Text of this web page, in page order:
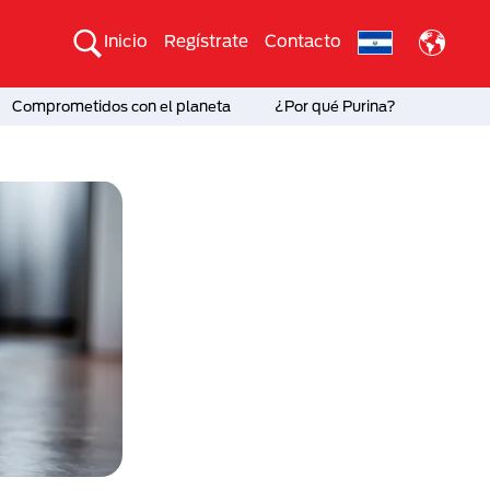
Inicio Regístrate Contacto
Comprometidos con el planeta ¿Por qué Purina?